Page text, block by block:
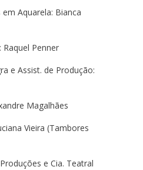
Aquarela: Bianca
Penner
e Assist. de Produção:
Magalhães
Vieira (Tambores
e Cia. Teatral